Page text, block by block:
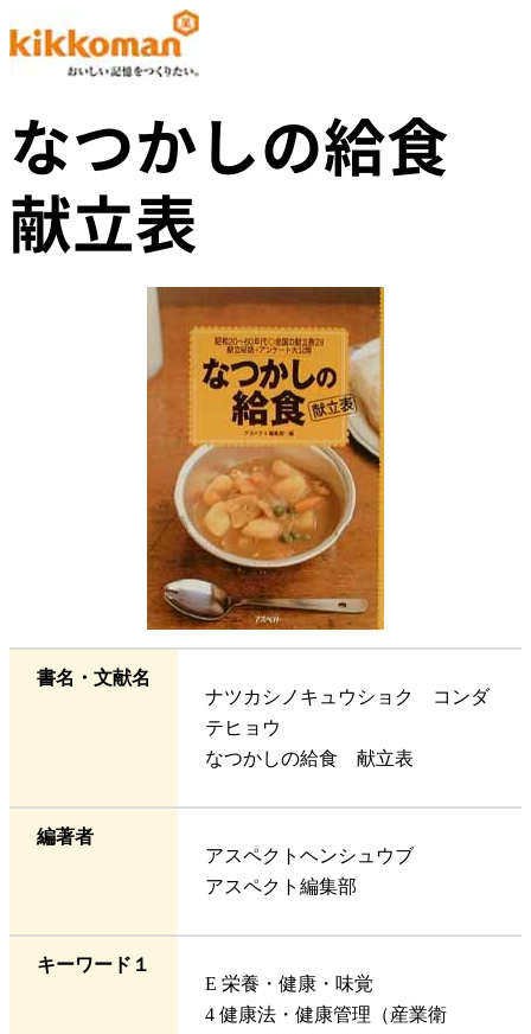
なつかしの給食
献立表
書名・文献名
ナツカシノキュウショク コンダ
テヒョウ
なつかしの給食 献立表
編著者
アスペクトヘンシュウブ
アスペクト編集部
キーワード１
E 栄養・健康・味覚
4 健康法・健康管理（産業衛